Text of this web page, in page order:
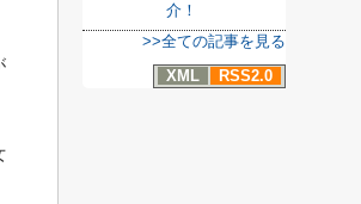
介！
>>全ての記事を見る
XML
RSS2.0